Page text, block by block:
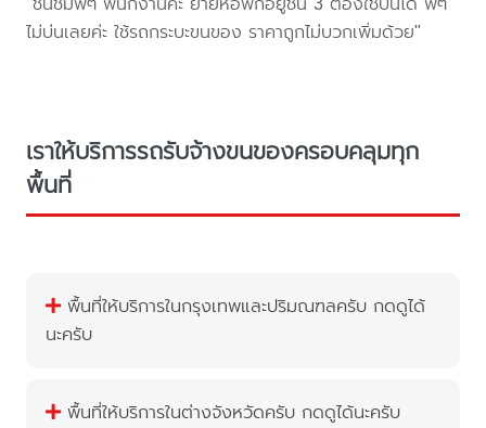
ไม่บ่นเลยค่ะ ใช้รถกระบะขนของ ราคาถูกไม่บวกเพิ่มด้วย"
เราให้บริการรถรับจ้างขนของครอบคลุมทุก
พื้นที่
พื้นที่ให้บริการในกรุงเทพและปริมณฑลครับ กดดูได้
นะครับ
พื้นที่ให้บริการในต่างจังหวัดครับ กดดูได้นะครับ